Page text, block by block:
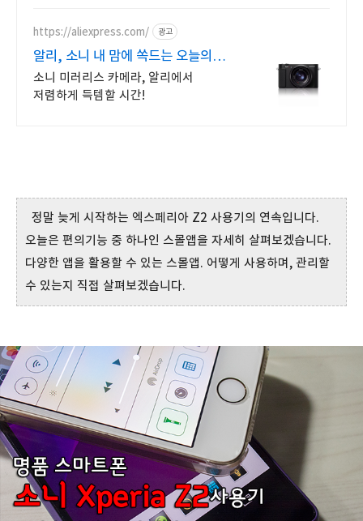
신규 상품 업로드
https://aliexpress.com/ 광고
알리, 소니 내 맘에 쏙드는 오늘의
특가
소니 미러리스 카메라, 알리에서
저렴하게 득템할 시간!
정말 늦게 시작하는 엑스페리아 Z2 사용기의 연속입니다.
오늘은 편의기능 중 하나인 스몰앱을 자세히 살펴보겠습니다.
다양한 앱을 활용할 수 있는 스몰앱. 어떻게 사용하며, 관리할
수 있는지 직접 살펴보겠습니다.